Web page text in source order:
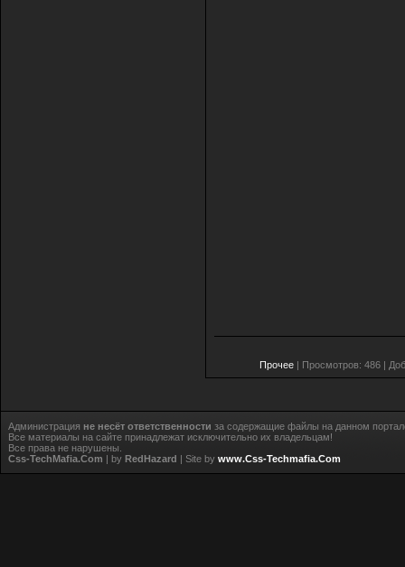
Прочее | Просмотров: 486 |
Администрация не несёт ответственности за содержащие файлы на данном
Все материалы на сайте принадлежат исключительно их владельцам!
Все права не нарушены.
Css-TechMafia.Com | by RedHazard | Site by www.Css-Techmafia.Com